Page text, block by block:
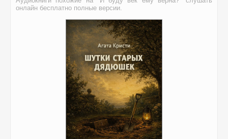
онлайн бесплатно полные версии.